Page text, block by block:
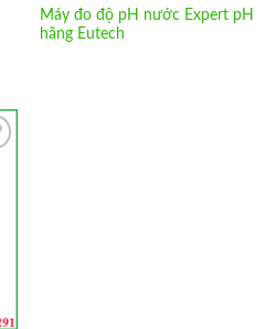
Máy đo độ pH nước Expert pH
hãng Eutech